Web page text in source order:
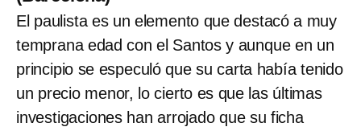
El paulista es un elemento que destacó a muy
temprana edad con el Santos y aunque en un
principio se especuló que su carta había tenido
un precio menor, lo cierto es que las últimas
investigaciones han arrojado que su ficha